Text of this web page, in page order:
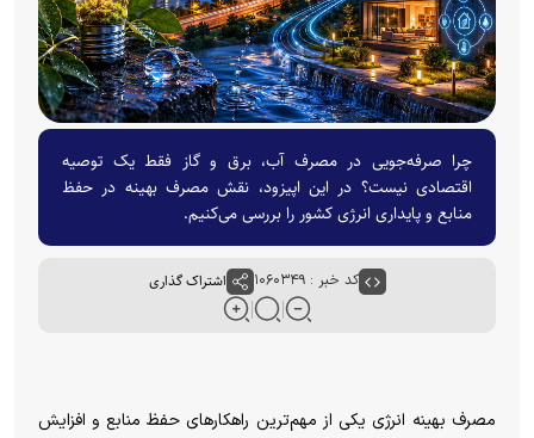
چرا صرفه‌جویی در مصرف آب، برق و گاز فقط یک توصیه
اقتصادی نیست؟ در این اپیزود، نقش مصرف بهینه در حفظ
منابع و پایداری انرژی کشور را بررسی می‌کنیم.
کد خبر : ۱۰۶۰۳۴۹ اشتراک گذاری
مصرف بهینه انرژی یکی از مهم‌ترین راهکارهای حفظ منابع و افزایش